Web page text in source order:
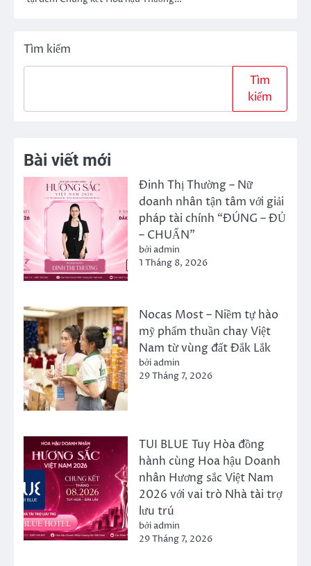
Tìm kiếm
Tìm
kiếm
Bài viết mới
Đinh Thị Thường – Nữ
doanh nhân tận tâm với giải
pháp tài chính “ĐÚNG – ĐỦ
– CHUẨN”
bởi admin
1 Tháng 8, 2026
Nocas Most – Niềm tự hào
mỹ phẩm thuần chay Việt
Nam từ vùng đất Đắk Lắk
bởi admin
29 Tháng 7, 2026
TUI BLUE Tuy Hòa đồng
hành cùng Hoa hậu Doanh
nhân Hương sắc Việt Nam
2026 với vai trò Nhà tài trợ
lưu trú
bởi admin
29 Tháng 7, 2026